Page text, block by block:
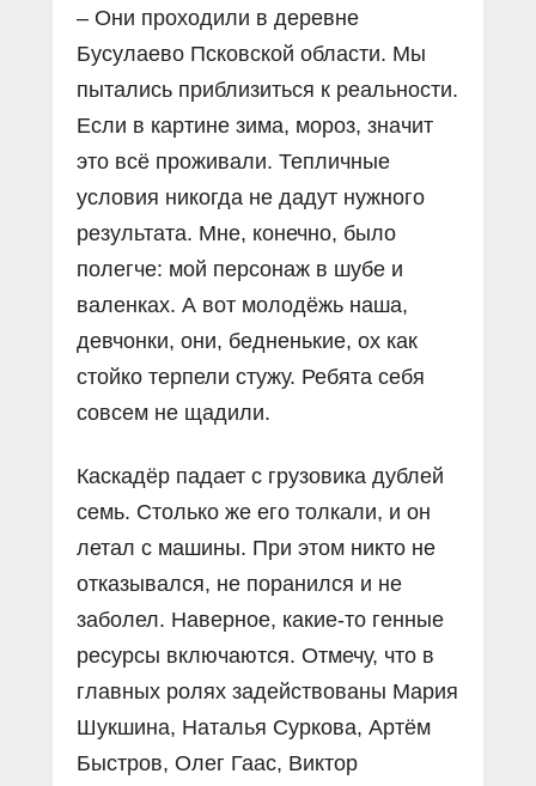
– Они проходили в деревне
Бусулаево Псковской области. Мы
пытались приблизиться к реальности.
Если в картине зима, мороз, значит
это всё проживали. Тепличные
условия никогда не дадут нужного
результата. Мне, конечно, было
полегче: мой персонаж в шубе и
валенках. А вот молодёжь наша,
девчонки, они, бедненькие, ох как
стойко терпели стужу. Ребята себя
совсем не щадили.
Каскадёр падает с грузовика дублей
семь. Столько же его толкали, и он
летал с машины. При этом никто не
отказывался, не поранился и не
заболел. Наверное, какие-то генные
ресурсы включаются. Отмечу, что в
главных ролях задействованы Мария
Шукшина, Наталья Суркова, Артём
Быстров, Олег Гаас, Виктор